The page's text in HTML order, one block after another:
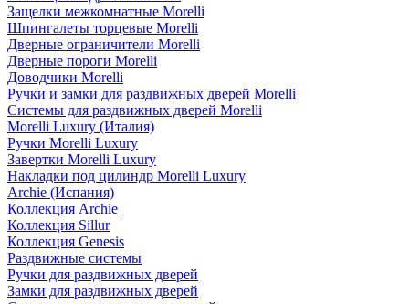
Защелки межкомнатные Morelli
Шпингалеты торцевые Morelli
Дверные ограничители Morelli
Дверные пороги Morelli
Доводчики Morelli
Ручки и замки для раздвижных дверей Morelli
Системы для раздвижных дверей Morelli
Morelli Luxury (Италия)
Ручки Morelli Luxury
Завертки Morelli Luxury
Накладки под цилиндр Morelli Luxury
Archie (Испания)
Коллекция Archie
Коллекция Sillur
Коллекция Genesis
Раздвижные системы
Ручки для раздвижных дверей
Замки для раздвижных дверей